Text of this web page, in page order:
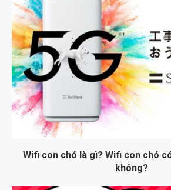
Wifi con chó là gì? Wifi con chó
không?